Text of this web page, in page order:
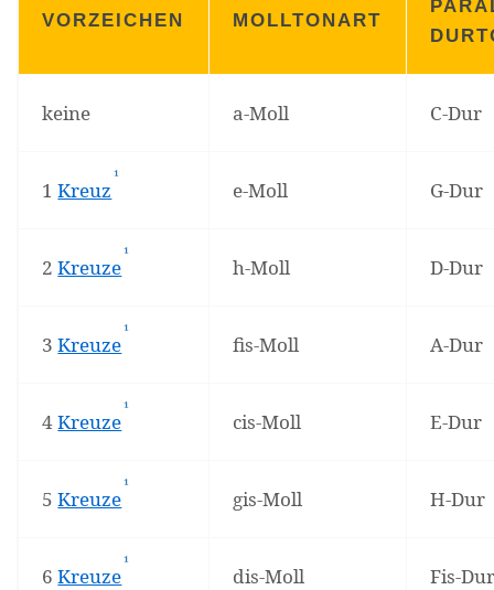
VORZEICHEN MOLLTONART
keine a-Moll C-Dur
1Kreuz (Affiliate-Link)
¹
e-Moll G-Dur
2Kreuze(Affiliate-Link)
¹
h-Moll D-Dur
3Kreuze(Affiliate-Link)
¹
fis-Moll A-Dur
4Kreuze(Affiliate-Link)
¹
cis-Moll E-Dur
5Kreuze(Affiliate-Link)
¹
gis-Moll H-Dur
6Kreuze(Affiliate-Link)
¹
dis-Moll Fis-